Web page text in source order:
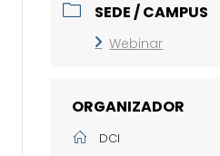
SEDE / CAMPUS
Webinar
ORGANIZADOR
DCI